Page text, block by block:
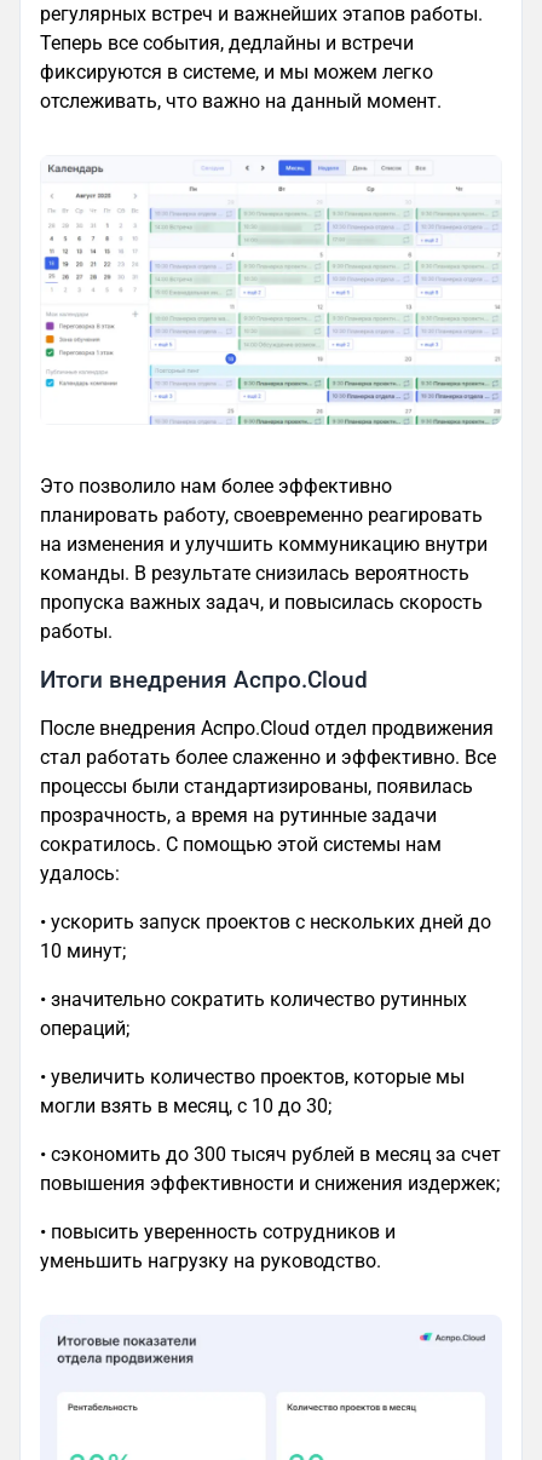
регулярных встреч и важнейших этапов работы.
Теперь все события, дедлайны и встречи
фиксируются в системе, и мы можем легко
отслеживать, что важно на данный момент.
Это позволило нам более эффективно
планировать работу, своевременно реагировать
на изменения и улучшить коммуникацию внутри
команды. В результате снизилась вероятность
пропуска важных задач, и повысилась скорость
работы.
Итоги внедрения Аспро.Cloud
После внедрения Аспро.Cloud отдел продвижения
стал работать более слаженно и эффективно. Все
процессы были стандартизированы, появилась
прозрачность, а время на рутинные задачи
сократилось. С помощью этой системы нам
удалось:
• ускорить запуск проектов с нескольких дней до
10 минут;
• значительно сократить количество рутинных
операций;
• увеличить количество проектов, которые мы
могли взять в месяц, с 10 до 30;
• сэкономить до 300 тысяч рублей в месяц за счет
повышения эффективности и снижения издержек;
• повысить уверенность сотрудников и
уменьшить нагрузку на руководство.